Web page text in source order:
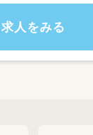
求人をみる